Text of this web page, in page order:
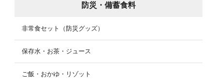
防災・備蓄食料
非常食セット（防災グッズ）
保存水・お茶・ジュース
ご飯・おかゆ・リゾット